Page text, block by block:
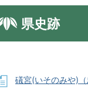
県史跡
礒宮(いそのみや)